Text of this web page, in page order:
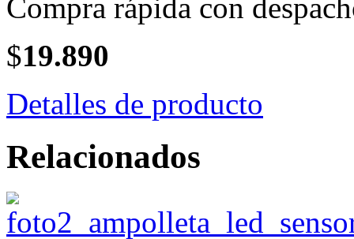
Compra rápida con
$19.890
Detalles de producto
Relacionados